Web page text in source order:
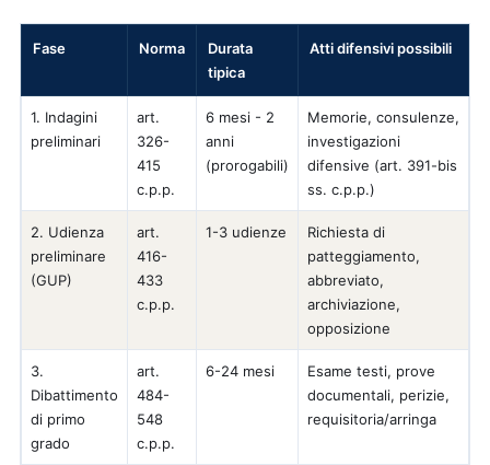
Fase Norma
Durata
tipica
Atti difensivi possibili
1. Indagini
preliminari
art.
326-
415
c.p.p.
6 mesi - 2
anni
(prorogabili)
Memorie, consulenze,
investigazioni
difensive (art. 391-bis
ss. c.p.p.)
2. Udienza
preliminare
(GUP)
art.
416-
433
c.p.p.
1-3 udienze
Richiesta di
patteggiamento,
abbreviato,
archiviazione,
opposizione
3.
Dibattimento
di primo
grado
art.
484-
548
c.p.p.
6-24 mesi
Esame testi, prove
documentali, perizie,
requisitoria/arringa